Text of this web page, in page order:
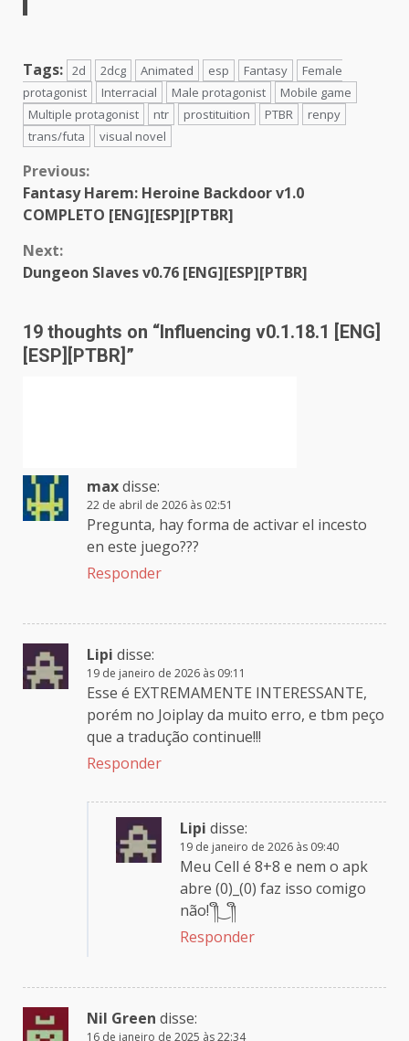
Tags: 2d 2dcg Animated esp Fantasy
Female
protagonist
Interracial Male protagonist
Mobile game
Multiple protagonist
ntr prostituition PTBR
renpy
trans/futa
visual novel
Continue
Reading
Previous:
Fantasy Harem: Heroine Backdoor v1.0
COMPLETO [ENG][ESP][PTBR]
Next:
Dungeon Slaves v0.76 [ENG][ESP][PTBR]
19 thoughts on “Influencing v0.1.18.1 [ENG]
[ESP][PTBR] ”
maxdisse:
22 de abril de 2026 às 02:51
Pregunta, hay forma de activar el incesto
en este juego???
Responder
Lipi disse:
19 de janeiro de 2026 às 09:11
Esse é EXTREMAMENTE INTERESSANTE,
porém no Joiplay da muito erro, e tbm peço
que a tradução continue!!!
Responder
Lipi disse:
19 de janeiro de 2026 às 09:40
Meu Cell é 8+8 e nem o apk
abre (0)_(0) faz isso comigo
não! ༎ຶ⁠‿⁠༎ຶ
Responder
Nil Green disse:
16 de janeiro de 2025 às 22:34